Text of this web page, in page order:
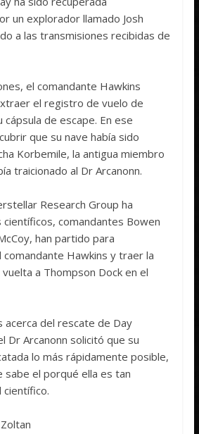
un explorador llamado Josh
a las transmisiones recibidas de
el comandante Hawkins
el registro de vuelo de
cápsula de escape. En ese
que su nave había sido
Korbemile, la antigua miembro
traicionado al Dr Arcanonn.
Research Group ha
científicos, comandantes Bowen
han partido para
Hawkins y traer la
a Thompson Dock en el
acerca del rescate de Day
Dr Arcanonn solicitó que su
lo más rápidamente posible,
sabe el porqué ella es tan